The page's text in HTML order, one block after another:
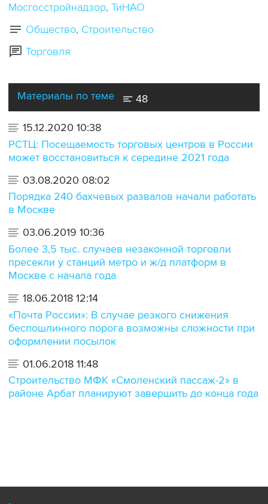
Мосгосстройнадзор ТиНАО
Общество Строительство
Торговля
Материалы по теме 48
15.12.2020 10:38
РСТЦ: Посещаемость торговых центров в России
может восстановиться к середине 2021 года
03.08.2020 08:02
Порядка 240 бахчевых развалов начали работать
в Москве
03.06.2019 10:36
Более 3,5 тыс. случаев незаконной торговли
пресекли у станций метро и ж/д платформ в
Москве с начала года
18.06.2018 12:14
«Почта России»: В случае резкого снижения
беспошлинного порога возможны сложности при
оформлении посылок
01.06.2018 11:48
Строительство МФК «Смоленский пассаж-2» в
районе Арбат планируют завершить до конца года